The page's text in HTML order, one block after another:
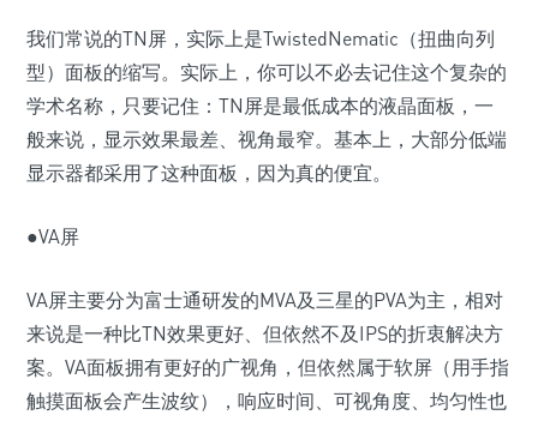
我们常说的TN屏，实际上是TwistedNematic（扭曲向列
型）面板的缩写。实际上，你可以不必去记住这个复杂的
学术名称，只要记住：TN屏是最低成本的液晶面板，一
般来说，显示效果最差、视角最窄。基本上，大部分低端
显示器都采用了这种面板，因为真的便宜。
●VA屏
VA屏主要分为富士通研发的MVA及三星的PVA为主，相对
来说是一种比TN效果更好、但依然不及IPS的折衷解决方
案。VA面板拥有更好的广视角，但依然属于软屏（用手指
触摸面板会产生波纹），响应时间、可视角度、均匀性也